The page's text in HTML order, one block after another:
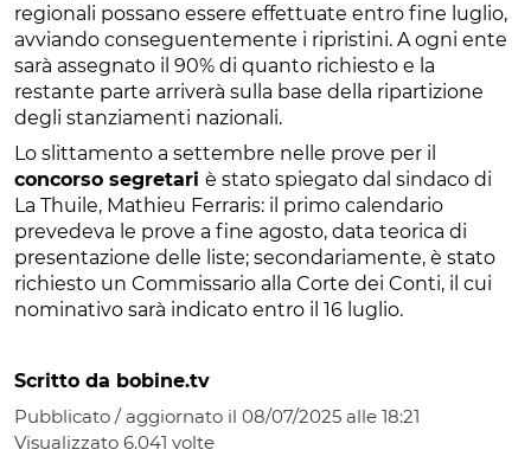
regionali possano essere effettuate entro fine luglio,
avviando conseguentemente i ripristini. A ogni ente
sarà assegnato il 90% di quanto richiesto e la
restante parte arriverà sulla base della ripartizione
degli stanziamenti nazionali.
Lo slittamento a settembre nelle prove per il
concorso segretari è stato spiegato dal sindaco di
La Thuile, Mathieu Ferraris: il primo calendario
prevedeva le prove a fine agosto, data teorica di
presentazione delle liste; secondariamente, è stato
richiesto un Commissario alla Corte dei Conti, il cui
nominativo sarà indicato entro il 16 luglio.
Scritto da bobine.tv
Pubblicato / aggiornato il 08/07/2025 alle 18:21
Visualizzato 6.041 volte